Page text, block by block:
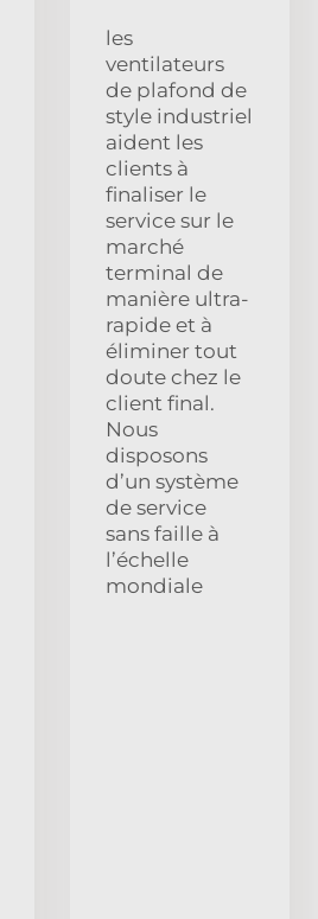
les
ventilateurs
de plafond de
style industriel
aident les
clients à
finaliser le
service sur le
marché
terminal de
manière ultra-
rapide et à
éliminer tout
doute chez le
client final.
Nous
disposons
d’un système
de service
sans faille à
l’échelle
mondiale